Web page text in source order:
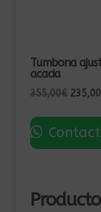
Tumbona
acacia
355,00€ El
original
era:
235,00